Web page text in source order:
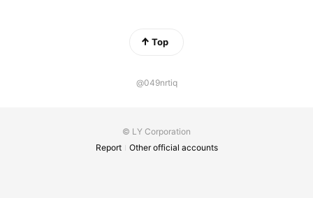
Top
@049nrtiq
© LY Corporation
Report
Other official accounts